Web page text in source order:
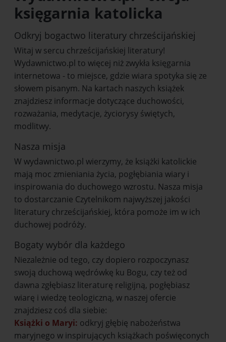
księgarnia katolicka
Odkryj bogactwo literatury chrześcijańskiej
Witaj w sercu chrześcijańskiej literatury!
Wydawnictwo.pl to więcej niż zwykła księgarnia
internetowa - to miejsce, gdzie wiara spotyka się ze
słowem pisanym. Na kartach naszych książek
znajdziesz informacje dotyczące duchowości,
rozważania, medytacje, życiorysy świętych,
modlitwy.
Nasza misja
W wydawnictwo.pl wierzymy, że książki katolickie
mają moc zmieniania życia, pogłębiania wiary i
inspirowania do duchowego wzrostu. Nasza misja
to dostarczanie Czytelnikom najwyższej jakości
literatury chrześcijańskiej, która pomoże im w ich
duchowej podróży.
Bogaty wybór dla każdego
Niezależnie od tego, czy dopiero rozpoczynasz
swoją duchową wędrówkę ku Bogu, czy też od
dawna zgłębiasz literaturę religijną, pogłębiasz
wiarę i wiedzę teologiczną, w naszej ofercie
znajdziesz coś dla siebie:
Książki o Maryi: odkryj głębię nabożeństwa
maryjnego w inspirujących książkach poświęconych